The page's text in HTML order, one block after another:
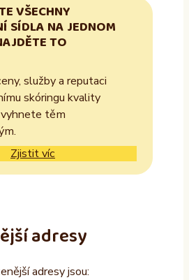
VŠECHNY
SÍDLA NA JEDNOM
TO
služby a reputaci
skóringu kvality
těm
Zjistit víc
adresy
adresy jsou: